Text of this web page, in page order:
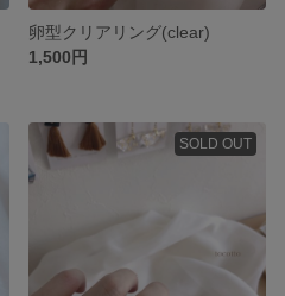
卵型クリアリング(clear)
1,500円
SOLD OUT